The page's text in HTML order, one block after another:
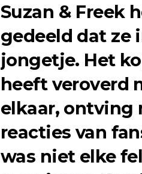
Suzan & Freek
gedeeld dat ze
jongetje. Het
heeft veroverd
elkaar, ontving
reacties van
was niet elke